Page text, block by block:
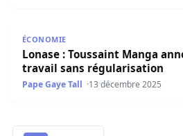
ÉCONOMIE
Lonase : Toussaint Manga
travail sans régularisation
Pape Gaye Tall 13 décembre 2025